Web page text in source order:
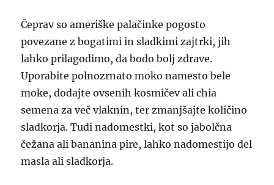
Čeprav so ameriške palačinke pogosto
povezane z bogatimi in sladkimi zajtrki, jih
lahko prilagodimo, da bodo bolj zdrave.
Uporabite polnozrnato moko namesto bele
moke, dodajte ovsenih kosmičev ali chia
semena za več vlaknin, ter zmanjšajte količino
sladkorja. Tudi nadomestki, kot so jabolčna
čežana ali bananina pire, lahko nadomestijo del
masla ali sladkorja.